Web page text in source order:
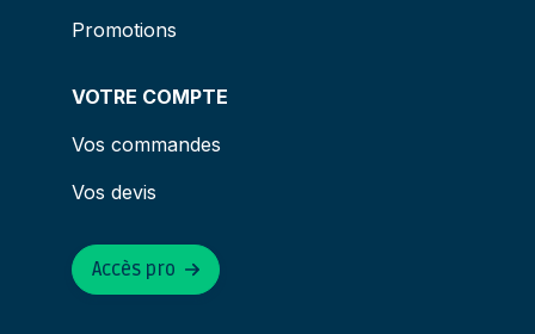
Promotions
VOTRE COMPTE
Vos commandes
Vos devis
Accès pro